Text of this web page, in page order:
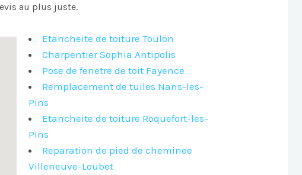
au plus juste.
Etancheite de toiture Toulon
Charpentier Sophia Antipolis
Pose de fenetre de toit Fayence
Remplacement de tuiles Nans-les-
Pins
Etancheite de toiture Roquefort-les-
Pins
Reparation de pied de cheminee
Villeneuve-Loubet